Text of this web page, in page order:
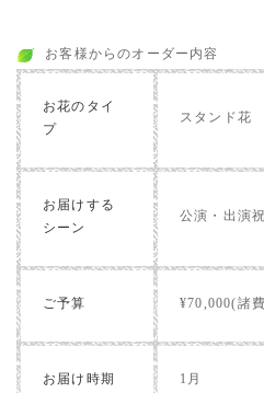
お客様からのオーダー内容
お花のタイ
プ
スタンド花
お届けする
シーン
公演・出演
ご予算 ¥70,000(諸
お届け時期 1月